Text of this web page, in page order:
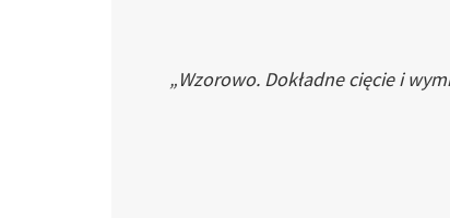
„Wzorowo. Dokładne cięcie i